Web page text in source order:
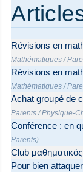
Révisions en
Mathématiques /
Révisions en
Mathématiques /
Achat groupé de
Parents /Physique-
Conférence : en
Parents)
Club
Pour bien